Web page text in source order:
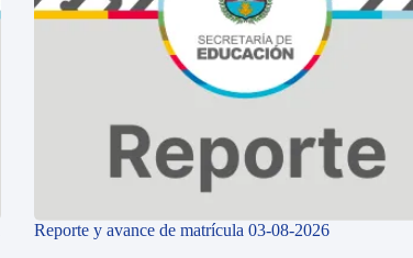
Reporte y avance de matrícula 03-08-2026